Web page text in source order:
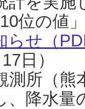
位の値
らせ（
日）
測所（熊
、降水